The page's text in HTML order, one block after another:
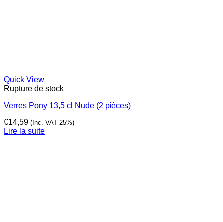
Quick View
Rupture de stock
Verres Pony 13,5 cl Nude (2 pièces)
€14,59 (Inc. VAT 25%)
Lire la suite